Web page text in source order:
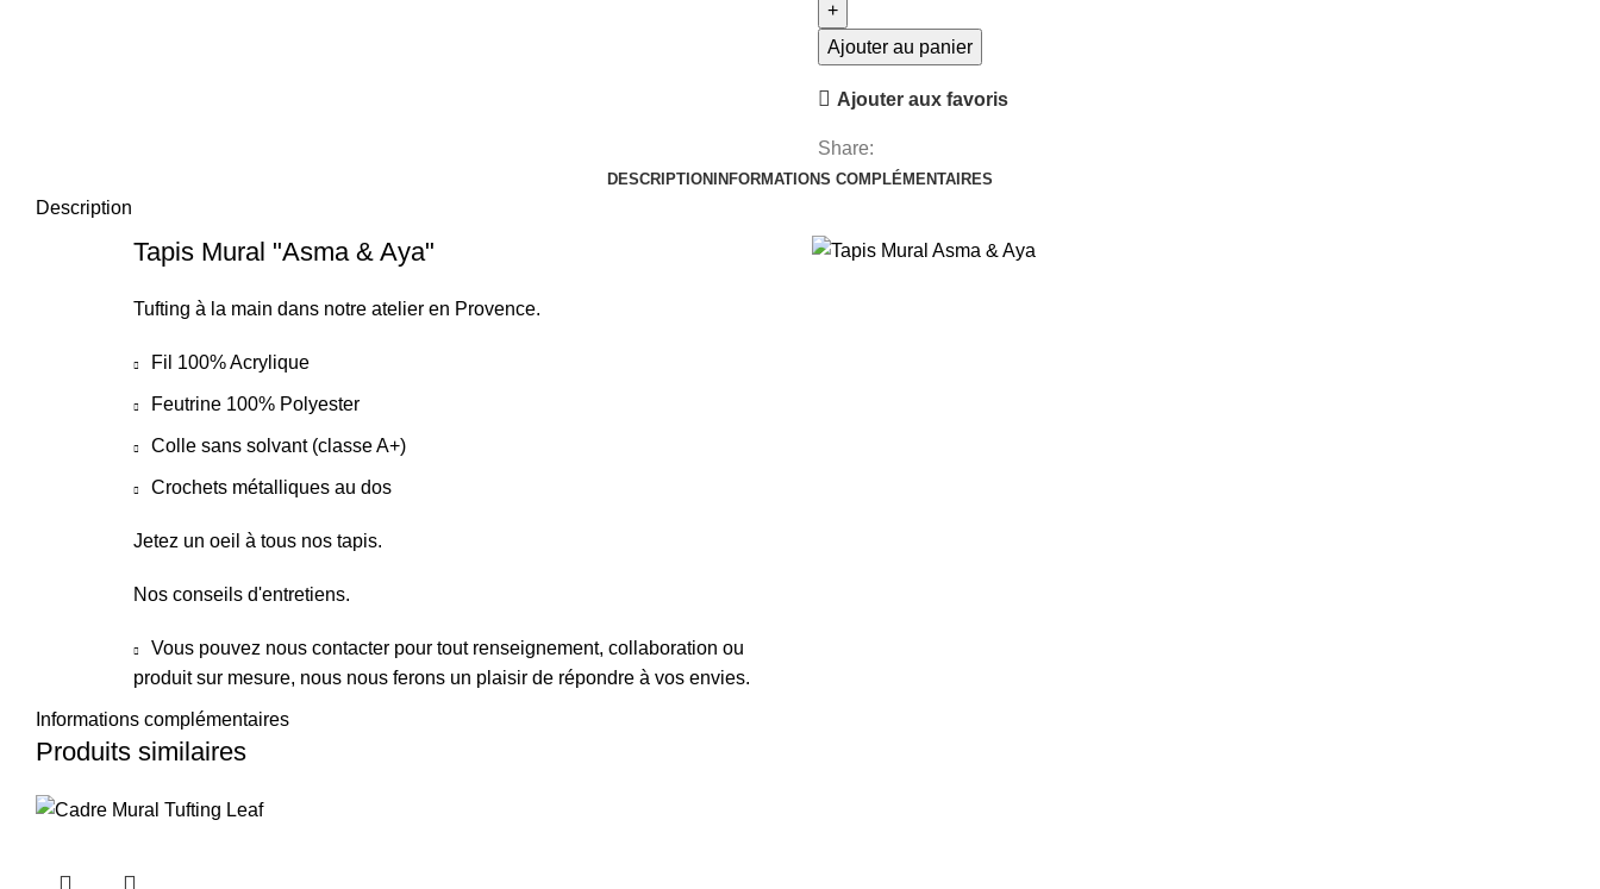
Ajouter au panier
Ajouter aux favoris
Share:
DESCRIPTION INFORMATIONS COMPLÉMENTAIRES
Description
Tapis Mural "Asma & Aya"
Tufting à la main dans notre atelier en Provence.
Fil 100% Acrylique
Feutrine 100% Polyester
Colle sans solvant (classe A+)
Crochets métalliques au dos
Jetez un oeil à tous nos tapis.
Nos conseils d'entretiens.
Vous pouvez nous contacter pour tout renseignement, collaboration ou
produit sur mesure, nous nous ferons un plaisir de répondre à vos envies.
Informations complémentaires
Produits similaires